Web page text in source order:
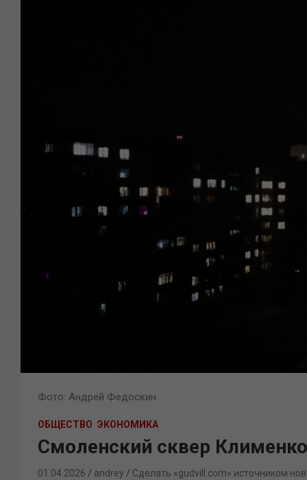
Фото: Андрей Федоскин
ОБЩЕСТВО ЭКОНОМИКА
Смоленский сквер
01.04.2026 andrey Сделать «gudvill.com» источником